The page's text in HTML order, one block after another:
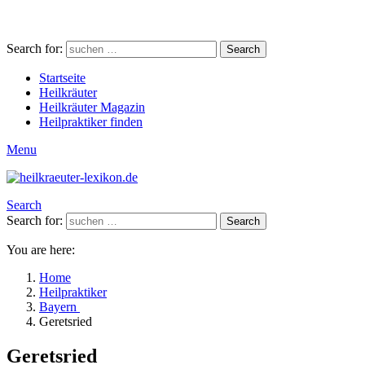
Search for: Search
Startseite
Heilkräuter
Heilkräuter Magazin
Heilpraktiker finden
Menu
Search
Search for:
Search
You are here:
Home
Heilpraktiker
Bayern
Geretsried
Geretsried